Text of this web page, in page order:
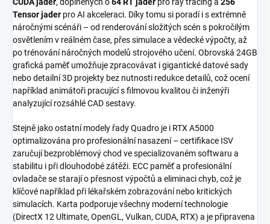
CUDA jader, doplněných o64 RT jader pro ray tracing a 256
Tensor jader pro AI akceleraci. Díky tomu si poradí i s extrémně
náročnými scénáři – od renderování složitých scén s pokročilým
osvětlením v reálném čase, přes simulace a vědecké výpočty, až
po trénování náročných modelů strojového učení. Obrovská 24GB
grafická paměť umožňuje zpracovávat i gigantické datové sady
nebo detailní 3D projekty bez nutnosti redukce detailů, což ocení
například animátoři pracující s filmovou kvalitou či inženýři
analyzující rozsáhlé CAD sestavy.
Stejně jako ostatní modely řady Quadro je i RTX A5000
optimalizována pro profesionální nasazení – certifikace ISV
zaručují bezproblémový chod ve specializovaném softwaru a
stabilitu i při dlouhodobé zátěži. ECC paměť a profesionální
ovladače se starají o přesnost výpočtů a eliminaci chyb, což je
klíčové například při lékařském zobrazování nebo kritických
simulacích. Karta podporuje všechny moderní technologie
(DirectX 12 Ultimate, OpenGL, Vulkan, CUDA, RTX) a je připravena